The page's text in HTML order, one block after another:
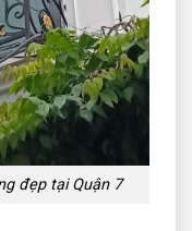
đẹp tại Quận 7